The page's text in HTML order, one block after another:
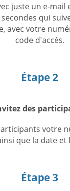
juste un e-mail
secondes qui
avec votre
code d'accès.
Étape 2
des
votre
que la date
Étape 3